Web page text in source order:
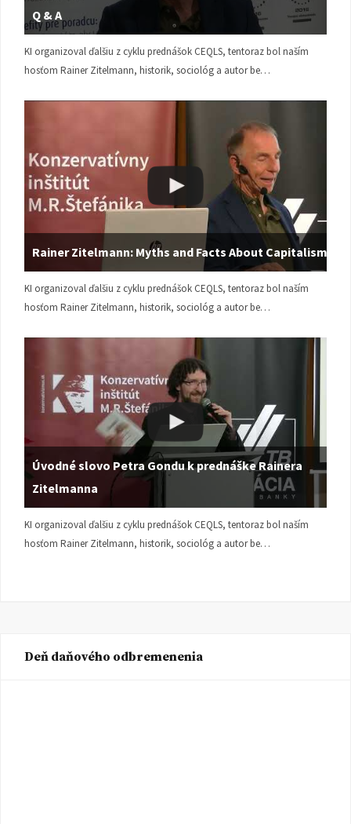
Q & A
KI organizoval ďalšiu z cyklu prednášok CEQLS, tentoraz bol naším
hosťom Rainer Zitelmann, historik, sociológ a autor be…
Rainer Zitelmann: Myths and Facts About Capitalism
KI organizoval ďalšiu z cyklu prednášok CEQLS, tentoraz bol naším
hosťom Rainer Zitelmann, historik, sociológ a autor be…
Úvodné slovo Petra Gondu k prednáške Rainera
Zitelmanna
KI organizoval ďalšiu z cyklu prednášok CEQLS, tentoraz bol naším
hosťom Rainer Zitelmann, historik, sociológ a autor be…
Deň daňového odbremenenia